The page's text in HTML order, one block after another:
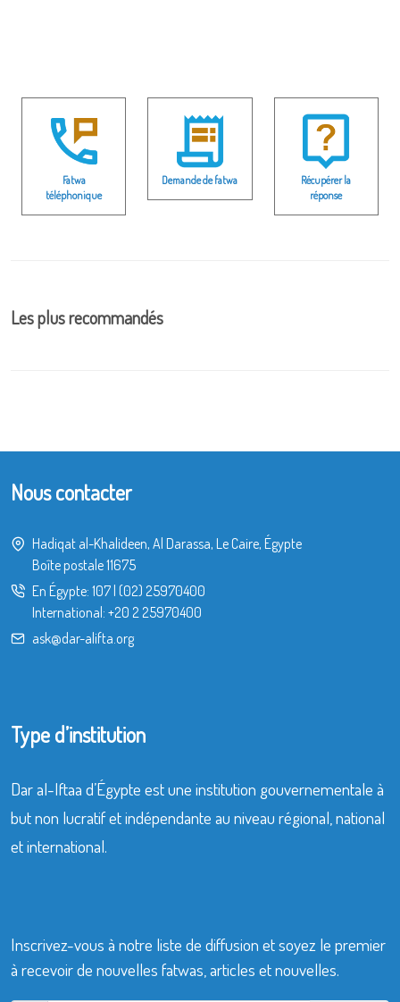
Fatwa
téléphonique
Demande de fatwa
Récupérer la
réponse
Les plus recommandés
Nous contacter
Hadiqat al-Khalideen, Al Darassa, Le Caire, Égypte
Boîte postale 11675
En Égypte: 107| (02) 25970400
International: +20 2 25970400
ask@dar-alifta.org
Type d’institution
Dar al-Iftaa d’Égypte est une institution gouvernementale à
but non lucratif et indépendante au niveau régional, national
et international.
Inscrivez-vous à notre liste de diffusion et soyez le premier
à recevoir de nouvelles fatwas, articles et nouvelles.